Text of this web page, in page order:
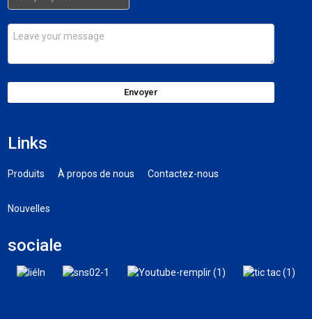
Envoyer
Links
Produits À propos de nous Contactez-nous
Nouvelles
sociale